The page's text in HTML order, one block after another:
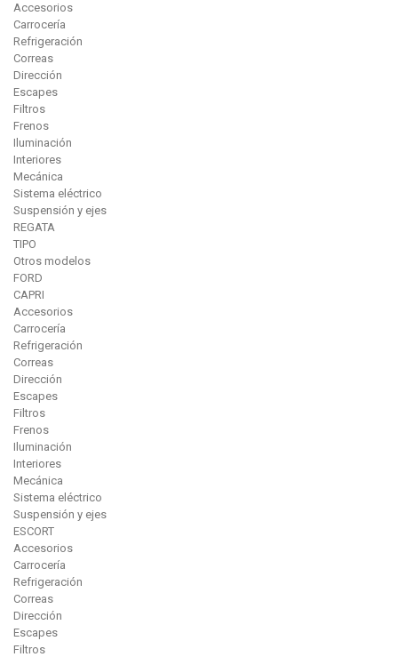
Accesorios
Carrocería
Refrigeración
Correas
Dirección
Escapes
Filtros
Frenos
Iluminación
Interiores
Mecánica
Sistema eléctrico
Suspensión y ejes
REGATA
TIPO
Otros modelos
FORD
CAPRI
Accesorios
Carrocería
Refrigeración
Correas
Dirección
Escapes
Filtros
Frenos
Iluminación
Interiores
Mecánica
Sistema eléctrico
Suspensión y ejes
ESCORT
Accesorios
Carrocería
Refrigeración
Correas
Dirección
Escapes
Filtros